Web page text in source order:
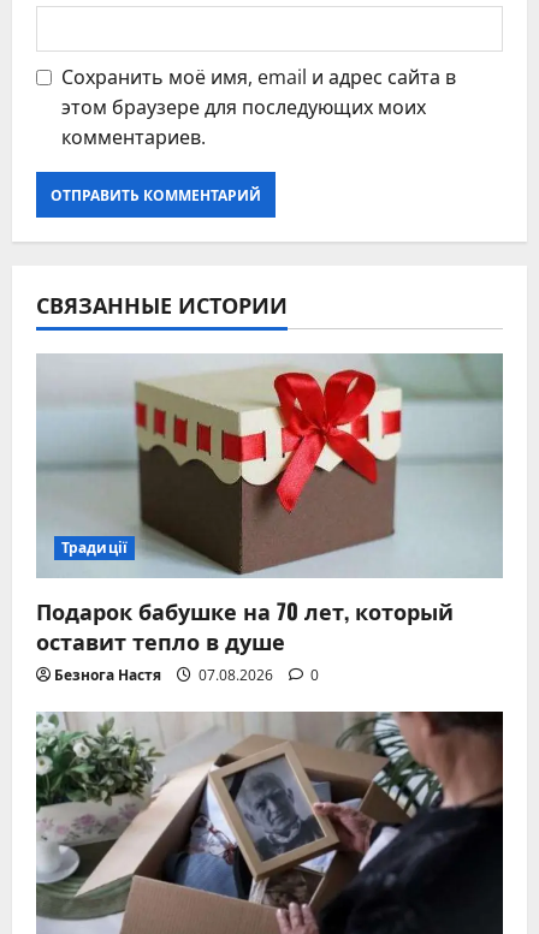
Сохранить моё имя, email и адрес сайта в
этом браузере для последующих моих
комментариев.
СВЯЗАННЫЕ ИСТОРИИ
Традиції
Подарок бабушке на 70 лет, который
оставит тепло в душе
Безнога Настя 07.08.2026 0